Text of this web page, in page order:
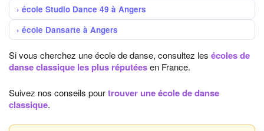
école Studio Dance 49 à Angers
école Dansarte à Angers
Si vous cherchez une école de danse, consultez les écoles de
danse classique les plus réputéesen France.
Suivez nos conseils pourtrouver une école de danse
classique.